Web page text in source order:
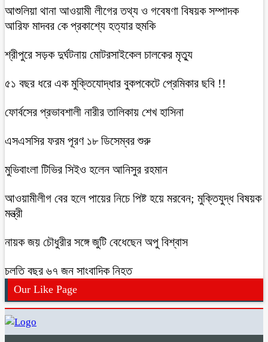
আশুলিয়া থানা আওয়ামী লীগের তথ্য ও গবেষণা বিষয়ক সম্পাদক
আরিফ মাদবর কে প্রকাশ্যে হত্যার হুমকি
শ্রীপুরে সড়ক দুর্ঘটনায় মোটরসাইকেল চালকের মৃত্যু
৫১ বছর ধরে এক মুক্তিযোদ্ধার বুকপকেটে প্রেমিকার ছবি !!
ফোর্বসের প্রভাবশালী নারীর তালিকায় শেখ হাসিনা
এসএসসির ফরম পূরণ ১৮ ডিসেম্বর শুরু
মুভিবাংলা টিভির সিইও হলেন আনিসুর রহমান
আওয়ামীলীগ বের হলে পায়ের নিচে পিষ্ট হয়ে মরবেন; মুক্তিযুদ্ধ বিষয়ক
মন্ত্রী
নায়ক জয় চৌধুরীর সঙ্গে জুটি বেধেছেন অপু বিশ্বাস
চলতি বছর ৬৭ জন সাংবাদিক নিহত
Our Like Page